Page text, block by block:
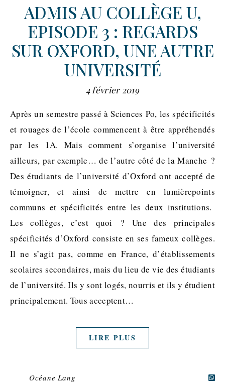
ADMIS AU COLLÈGE U,
EPISODE 3 : REGARDS
SUR OXFORD, UNE AUTRE
UNIVERSITÉ
4 février 2019
Après un semestre passé à Sciences Po, les spécificités
et rouages de l’école commencent à être appréhendés
par les 1A. Mais comment s’organise l’université
ailleurs, par exemple… de l’autre côté de la Manche ?
Des étudiants de l’université d’Oxford ont accepté de
témoigner, et ainsi de mettre en lumièrepoints
communs et spécificités entre les deux institutions.
Les collèges, c’est quoi ? Une des principales
spécificités d’Oxford consiste en ses fameux collèges.
Il ne s’agit pas, comme en France, d’établissements
scolaires secondaires, mais du lieu de vie des étudiants
de l’université. Ils y sont logés, nourris et ils y étudient
principalement. Tous acceptent…
LIRE PLUS
Océane Lang